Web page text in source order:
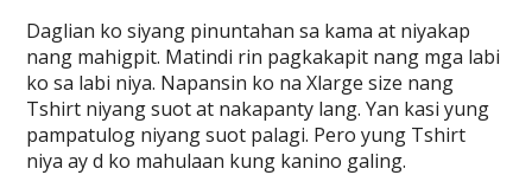
Daglian ko siyang pinuntahan sa kama at niyakap
nang mahigpit. Matindi rin pagkakapit nang mga labi
ko sa labi niya. Napansin ko na Xlarge size nang
Tshirt niyang suot at nakapanty lang. Yan kasi yung
pampatulog niyang suot palagi. Pero yung Tshirt
niya ay d ko mahulaan kung kanino galing.